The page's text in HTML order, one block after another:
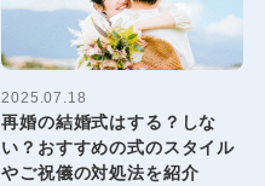
2025.07.18
再婚の結婚式はする？しな
い？おすすめの式のスタイル
やご祝儀の対処法を紹介